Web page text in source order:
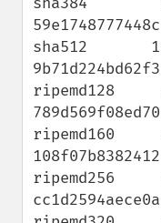
sha512
ripemd128
ripemd160
ripemd256